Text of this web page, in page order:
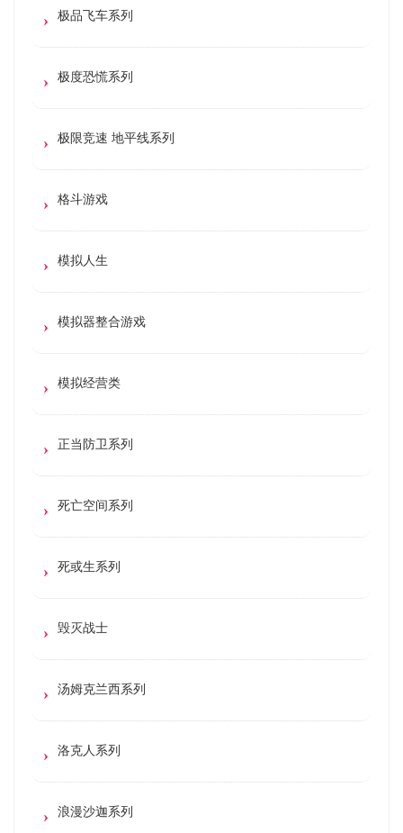
极品飞车系列
极度恐慌系列
极限竞速 地平线系列
格斗游戏
模拟人生
模拟器整合游戏
模拟经营类
正当防卫系列
死亡空间系列
死或生系列
毁灭战士
汤姆克兰西系列
洛克人系列
浪漫沙迦系列